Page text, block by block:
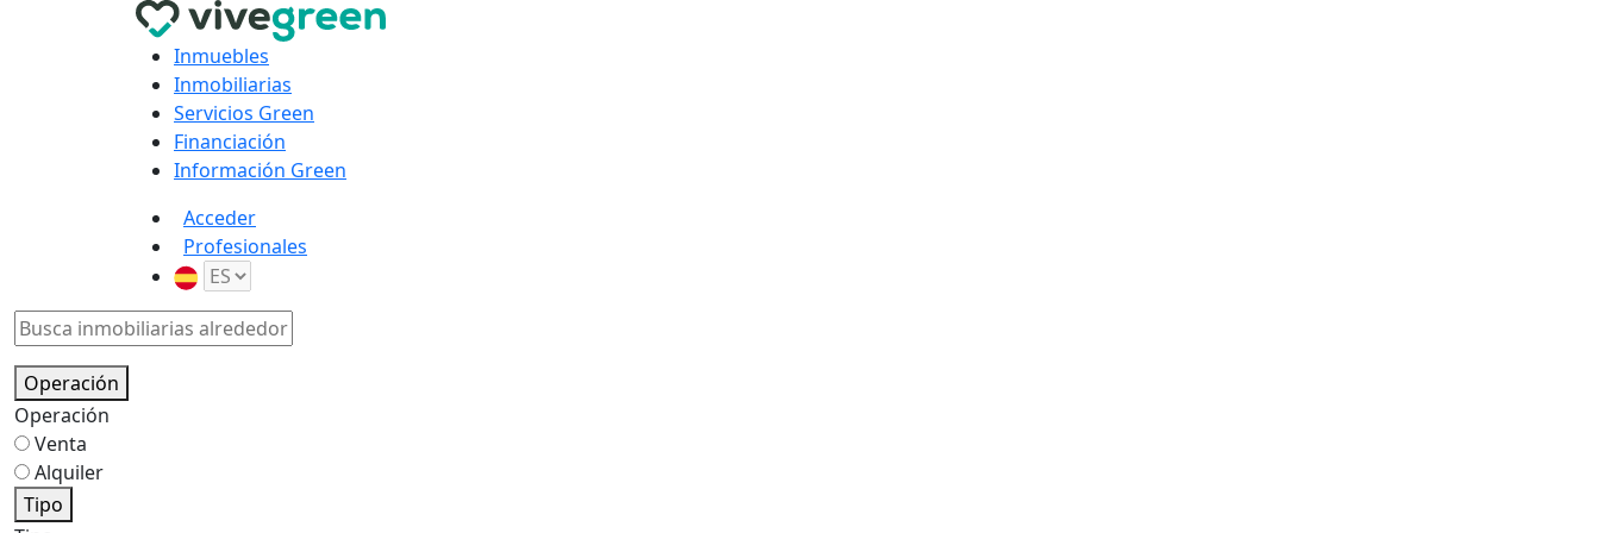
Inmuebles
Inmobiliarias
Servicios Green
Financiación
Información Green
Acceder
Profesionales
Operación
Operación
Venta
Alquiler
Tipo